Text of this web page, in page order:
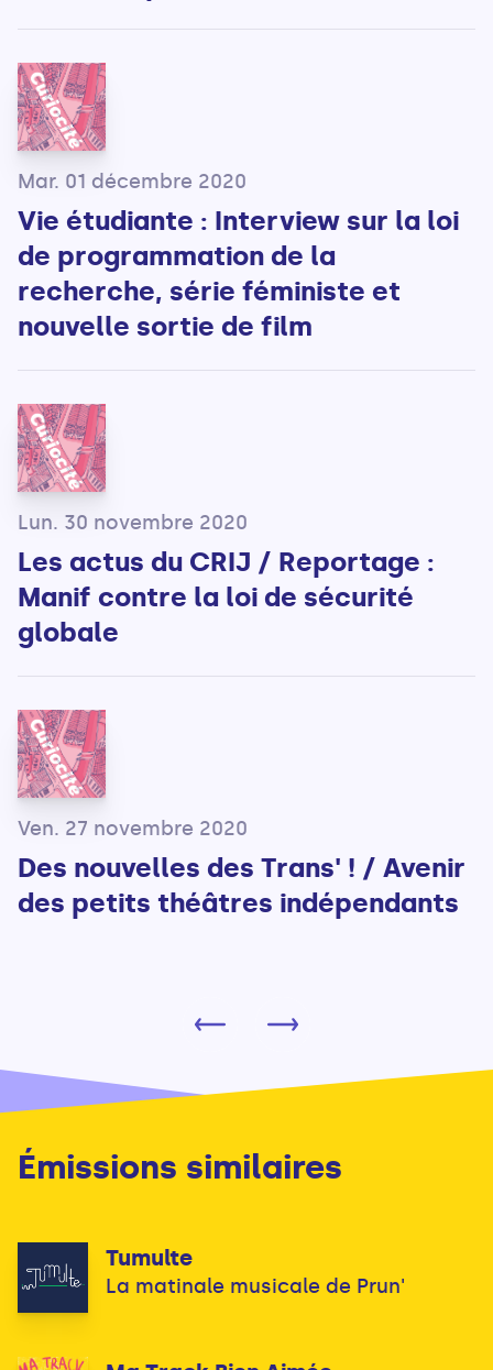
Mar. 01 décembre 2020
Vie étudiante : Interview sur la loi
de programmation de la
recherche, série féministe et
nouvelle sortie de film
Lun. 30 novembre 2020
Les actus du CRIJ / Reportage :
Manif contre la loi de sécurité
globale
Ven. 27 novembre 2020
Des nouvelles des Trans' ! / Avenir
des petits théâtres indépendants
Émissions similaires
Tumulte
La matinale musicale de Prun'